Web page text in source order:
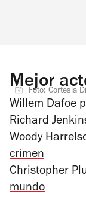
Mejor
Foto: Cortesía
Willem Dafoe
Richard
Woody
crimen
Christopher
mundo